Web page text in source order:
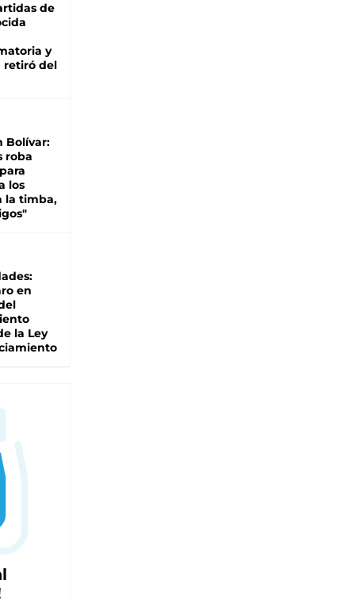
de
y
retiró del
Bolívar:
roba
los
la timba,
en
la Ley